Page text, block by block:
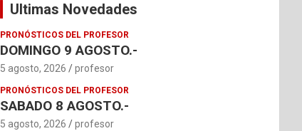
Ultimas Novedades
PRONÓSTICOS DEL PROFESOR
DOMINGO 9 AGOSTO.-
5 agosto, 2026 profesor
PRONÓSTICOS DEL PROFESOR
SABADO 8 AGOSTO.-
5 agosto, 2026 profesor